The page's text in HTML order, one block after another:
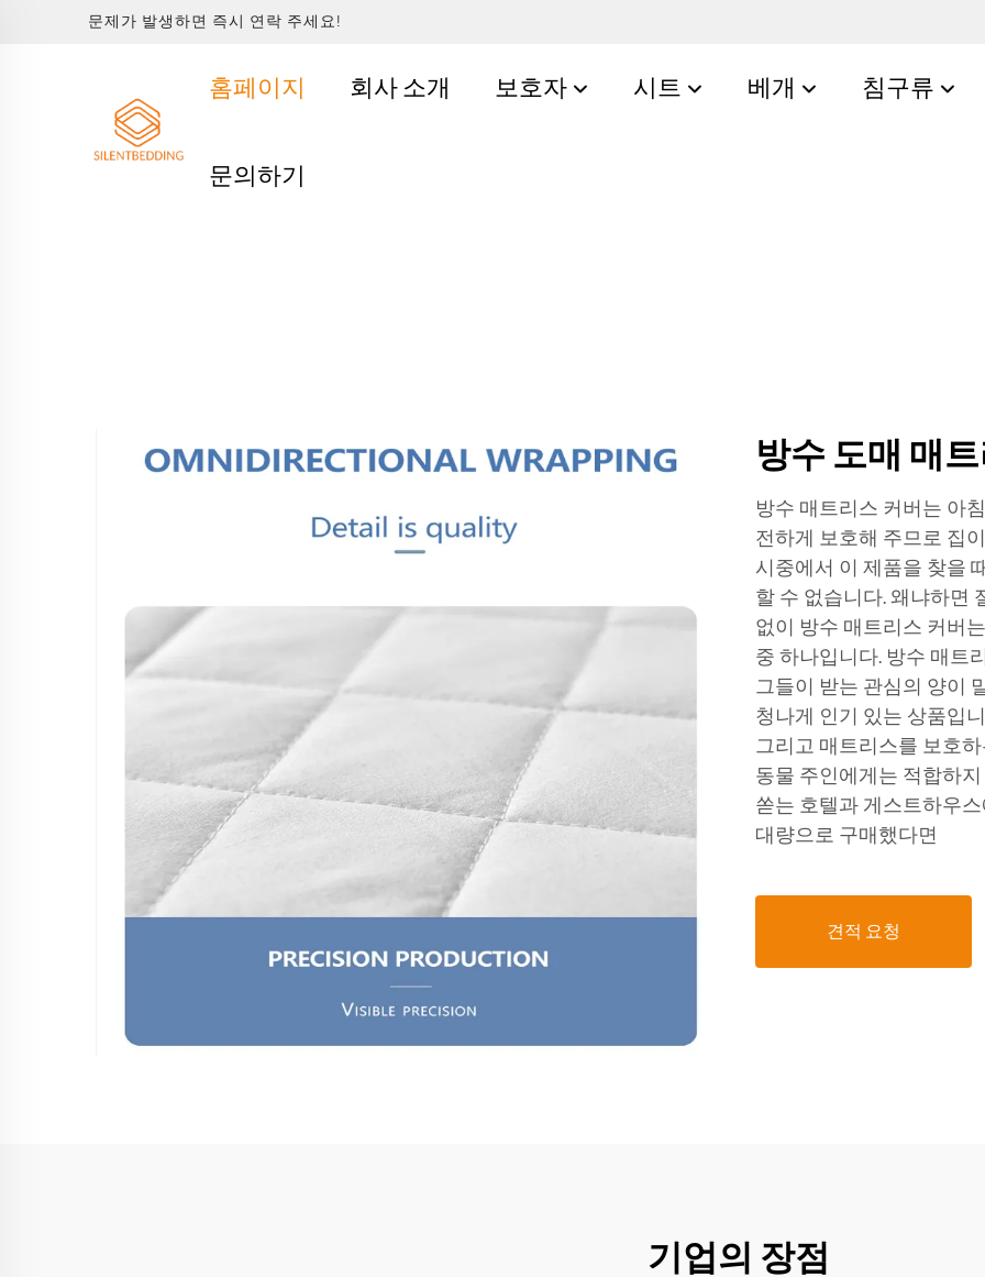
문제가 발생하면 즉시 연락 주세요!
홈페이지 회사 소개 보호자 시트 베개 침구류
문의하기
방수 도매 매
방수 매트리스 커버는 아
전하게 보호해 주므로 집
시중에서 이 제품을 찾을
할 수 없습니다. 왜냐하면
없이 방수 매트리스 커버
중 하나입니다. 방수 매트
그들이 받는 관심의 양이
청나게 인기 있는 상품입
그리고 매트리스를 보호
동물 주인에게는 적합하
쏟는 호텔과 게스트하우
대량으로 구매했다면
견적 요청
기업의 장점